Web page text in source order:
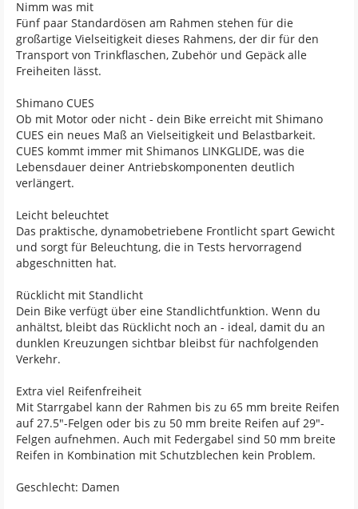
Nimm was mit
Fünf paar Standardösen am Rahmen stehen für die
großartige Vielseitigkeit dieses Rahmens, der dir für den
Transport von Trinkflaschen, Zubehör und Gepäck alle
Freiheiten lässt.
Shimano CUES
Ob mit Motor oder nicht - dein Bike erreicht mit Shimano
CUES ein neues Maß an Vielseitigkeit und Belastbarkeit.
CUES kommt immer mit Shimanos LINKGLIDE, was die
Lebensdauer deiner Antriebskomponenten deutlich
verlängert.
Leicht beleuchtet
Das praktische, dynamobetriebene Frontlicht spart Gewicht
und sorgt für Beleuchtung, die in Tests hervorragend
abgeschnitten hat.
Rücklicht mit Standlicht
Dein Bike verfügt über eine Standlichtfunktion. Wenn du
anhältst, bleibt das Rücklicht noch an - ideal, damit du an
dunklen Kreuzungen sichtbar bleibst für nachfolgenden
Verkehr.
Extra viel Reifenfreiheit
Mit Starrgabel kann der Rahmen bis zu 65 mm breite Reifen
auf 27.5"-Felgen oder bis zu 50 mm breite Reifen auf 29"-
Felgen aufnehmen. Auch mit Federgabel sind 50 mm breite
Reifen in Kombination mit Schutzblechen kein Problem.
Geschlecht: Damen